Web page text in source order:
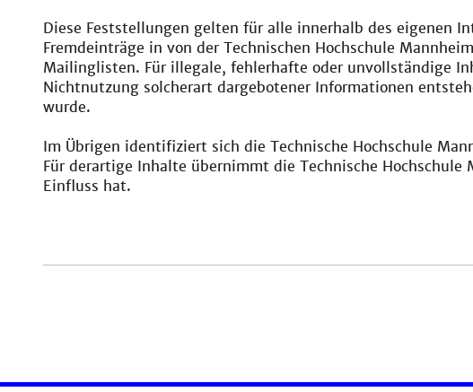
Diese Feststellungen gelten für alle innerhalb des eigenen
Fremdeinträge in von der Technischen Hochschule
Mailinglisten. Für illegale, fehlerhafte oder unvollständige
Nichtnutzung solcherart dargebotener Informationen
wurde.
Im Übrigen identifiziert sich die Technische Hochschule
Für derartige Inhalte übernimmt die Technische
Einfluss hat.